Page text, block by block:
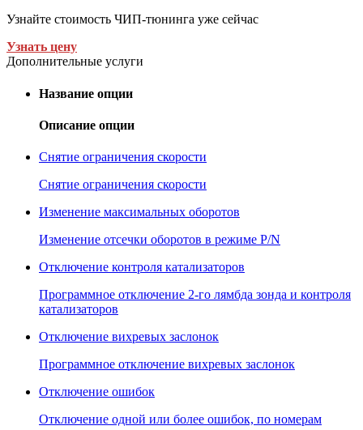
Узнайте стоимость ЧИП-тюнинга уже сейчас
Узнать цену
Дополнительные услуги
Название опции
Описание опции
Снятие ограничения скорости
Снятие ограничения скорости
Изменение максимальных оборотов
Изменение отсечки оборотов в режиме P/N
Отключение контроля катализаторов
Программное отключение 2-го лямбда зонда и контроля
катализаторов
Отключение вихревых заслонок
Программное отключение вихревых заслонок
Отключение ошибок
Отключение одной или более ошибок, по номерам